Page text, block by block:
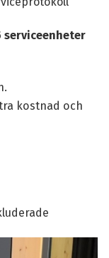
kostnad och